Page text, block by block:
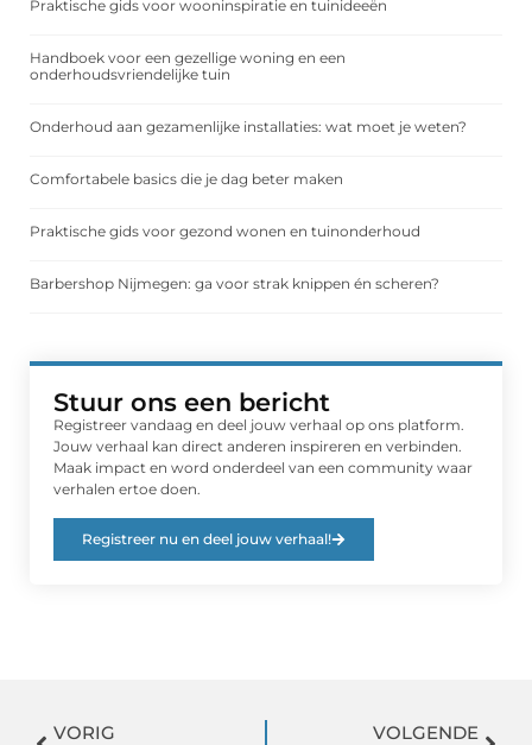
Praktische gids voor wooninspiratie en tuinideeën
Handboek voor een gezellige woning en een
onderhoudsvriendelijke tuin
Onderhoud aan gezamenlijke installaties: wat moet je weten?
Comfortabele basics die je dag beter maken
Praktische gids voor gezond wonen en tuinonderhoud
Barbershop Nijmegen: ga voor strak knippen én scheren?
Stuur ons een bericht
Registreer vandaag en deel jouw verhaal op ons platform.
Jouw verhaal kan direct anderen inspireren en verbinden.
Maak impact en word onderdeel van een community waar
verhalen ertoe doen.
Registreer nu en deel jouw verhaal!
VORIG VOLGENDE